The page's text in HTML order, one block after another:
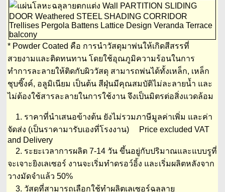
* Powder Coated คือ การนำวัสดุมาพ่นให้เกิดสีสรรที่
สวยงามและติดทนทาน โดยใช้อุณภูมิความร้อนในการ
ทำการละลายให้ติดกับผิววัสดุ สามารถพ่นได้ทั้งเหล็ก, เหล็ก
ชุบซิ๊งค์, อลูมิเนียม เป็นต้น สีฝุ่นมีคุณสมบัติไม่ละลายน้ำ และ
ไม่ต้องใช้สารละลายในการใช้งาน จึงเป็นมิตรต่อสิ่งแวดล้อม
1. ราคาที่นำเสนอข้างต้น ยังไม่รวมภาษีมูลค่าเพิ่ม และค่า
จัดส่ง (เป็นราคามารับเองที่โรงงาน) Price excluded VAT
and Delivery
2. ระยะเวลาการผลิต 7-14 วัน ขึ้นอยู่กับปริมาณและแบบรูที่
จะเจาะยิงเลเซอร์ งานจะเริ่มทำดรอว์อิ้ง และเริ่มผลิตหลังจาก
วางมัดจำแล้ว 50%
3. วัสดุที่สามารถเลือกใช้ทำผลิตเลเซอร์ฉลุลาย